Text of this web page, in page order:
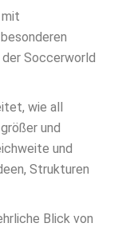
Soccerworld
wie all
und
und
Strukturen
Blick von